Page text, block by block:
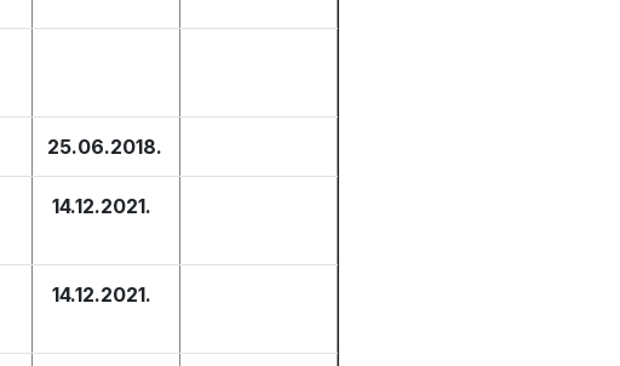
25.06.2018.
14.12.2021.
14.12.2021.